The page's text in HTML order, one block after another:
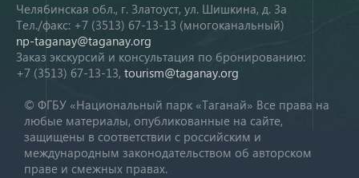
Челябинская обл., г. Златоуст, ул. Шишкина, д. 3а
Тел./факс: +7 (3513) 67-13-13 (многоканальный)
np-taganay@taganay.org
Заказ экскурсий и консультация по бронированию:
+7 (3513) 67-13-13, tourism@taganay.org
© ФГБУ «Национальный парк «Таганай» Все права на
любые материалы, опубликованные на сайте,
защищены в соответствии с российским и
международным законодательством об авторском
праве и смежных правах.